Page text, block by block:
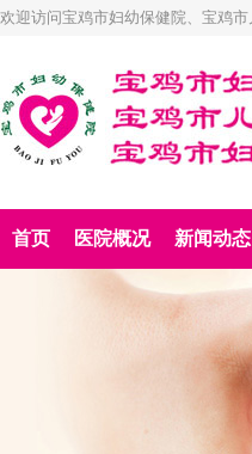
欢迎访问宝鸡市妇幼保健院、宝鸡市
首页 医院概况 新闻动态